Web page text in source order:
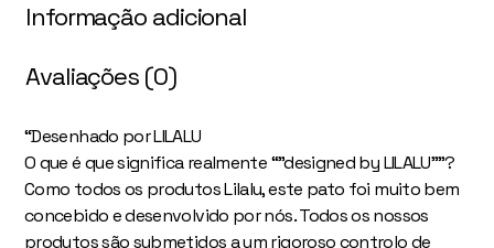
Informação adicional
Avaliações (0)
“Desenhado por LILALU
O que é que significa realmente “”designed by LILALU””?
Como todos os produtos Lilalu, este pato foi muito bem
concebido e desenvolvido por nós. Todos os nossos
produtos são submetidos a um rigoroso controlo de